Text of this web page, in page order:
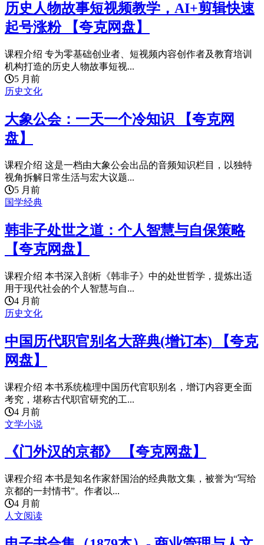
历史人物故事短视频教学，AI+剪辑快速
起号涨粉 【夸克网盘】
课程介绍 专为零基础创业者、短视频内容创作者及教育培训
机构打造的历史人物故事短视...
5 月前
历史文化
大象公会：一天一个冷知识 【夸克网
盘】
课程介绍 这是一档由大象公会出品的音频知识栏目，以独特
视角拆解日常生活与宏大议题...
5 月前
国学经典
韩非子处世之道：个人智慧与自保策略
【夸克网盘】
课程介绍 本书深入剖析《韩非子》中的处世哲学，提炼出适
用于现代社会的个人智慧与自...
4 月前
历史文化
中国历代职官别名大辞典(增订本) 【夸克
网盘】
课程介绍 本书系统梳理中国历代官职别名，增订内容更全面
考究，堪称古代职官研究的工...
4 月前
文学小说
《门外汉的京都》 【夸克网盘】
课程介绍 本书是知名作家舒国治的经典散文集，被誉为“写给
京都的一封情书”。作者以...
4 月前
人文阅读